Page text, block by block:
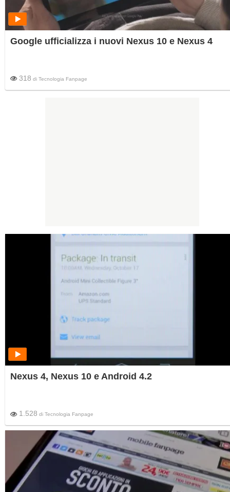
Google ufficializza i nuovi Nexus 10 e Nexus 4
318 di Tecnologia Fanpage
Nexus 4, Nexus 10 e Android 4.2
1.528 di Tecnologia Fanpage